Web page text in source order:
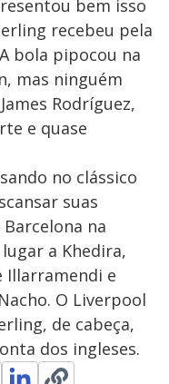
bem isso
recebeu pela
bola pipocou na
mas ninguém
Rodríguez,
e quase
no clássico
suas
na
a Khedira,
Illarramendi e
O Liverpool
de cabeça,
dos ingleses.